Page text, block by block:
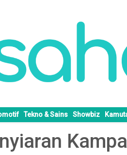
Tekno & Sains Showbiz